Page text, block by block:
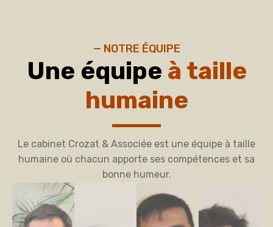
— NOTRE ÉQUIPE
Une équipe à taille
humaine
Le cabinet Crozat & Associée est une équipe à taille
humaine où chacun apporte ses compétences et sa
bonne humeur.